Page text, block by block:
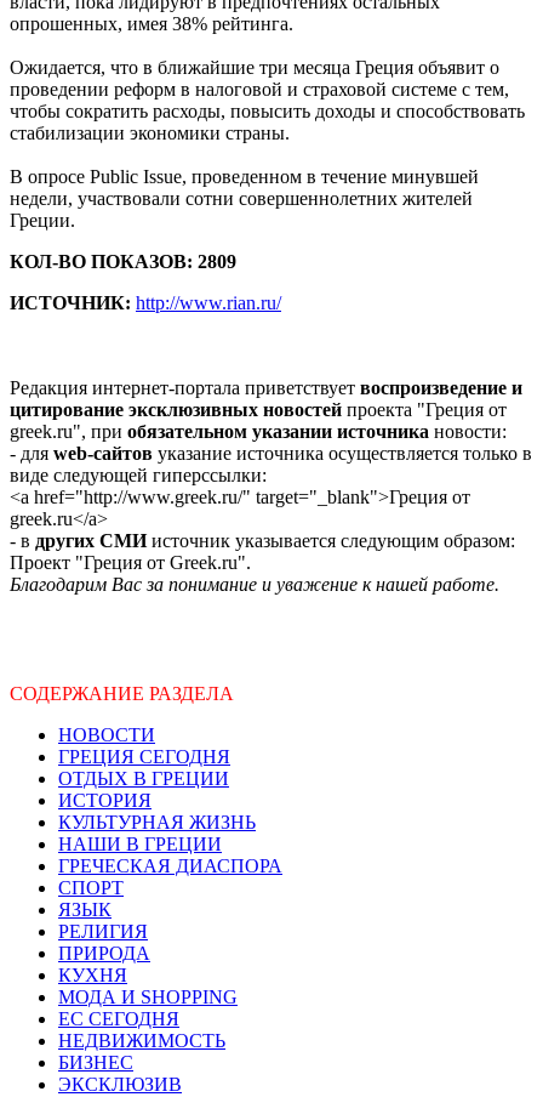
опрошенных, имея 38% рейтинга.
Ожидается, что в ближайшие три месяца Греция объявит о
проведении реформ в налоговой и страховой системе с тем,
чтобы сократить расходы, повысить доходы и способствовать
стабилизации экономики страны.
В опросе Public Issue, проведенном в течение минувшей
недели, участвовали сотни совершеннолетних жителей
Греции.
КОЛ-ВО ПОКАЗОВ: 2809
ИСТОЧНИК: http://www.rian.ru/
Редакция интернет-портала приветствует воспроизведение и
цитирование эксклюзивных новостей проекта "Греция от
greek.ru", при обязательном указании источника новости:
- для web-сайтов указание источника осуществляется только в
виде следующей гиперссылки:
<a href="http://www.greek.ru/" target="_blank">Греция от
greek.ru</a>
- в других СМИисточник указывается следующим образом:
Проект "Греция от Greek.ru".
Благодарим Вас за понимание и уважение к нашей работе.
СОДЕРЖАНИЕ РАЗДЕЛА
НОВОСТИ
ГРЕЦИЯ СЕГОДНЯ
ОТДЫХ В ГРЕЦИИ
ИСТОРИЯ
КУЛЬТУРНАЯ ЖИЗНЬ
НАШИ В ГРЕЦИИ
ГРЕЧЕСКАЯ ДИАСПОРА
СПОРТ
ЯЗЫК
РЕЛИГИЯ
ПРИРОДА
КУХНЯ
МОДА И SHOPPING
ЕС СЕГОДНЯ
НЕДВИЖИМОСТЬ
БИЗНЕС
ЭКСКЛЮЗИВ